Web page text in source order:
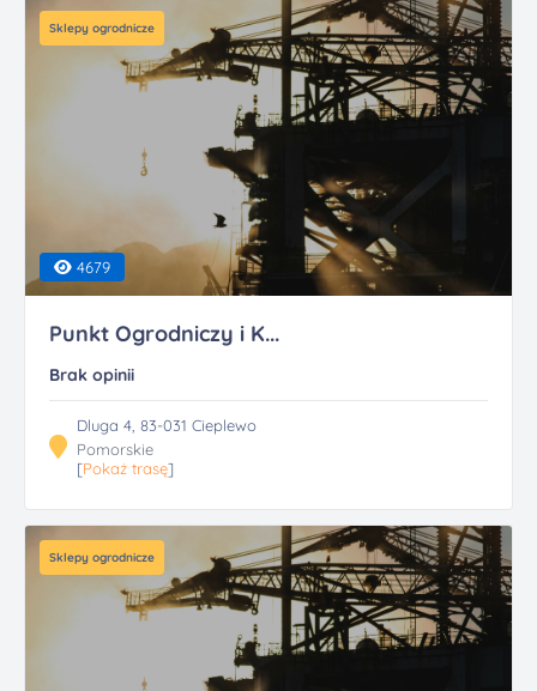
Sklepy ogrodnicze
4679
Punkt Ogrodniczy i K...
Brak opinii
Dluga 4, 83-031 Cieplewo
Pomorskie
[Pokaż trasę]
Sklepy ogrodnicze